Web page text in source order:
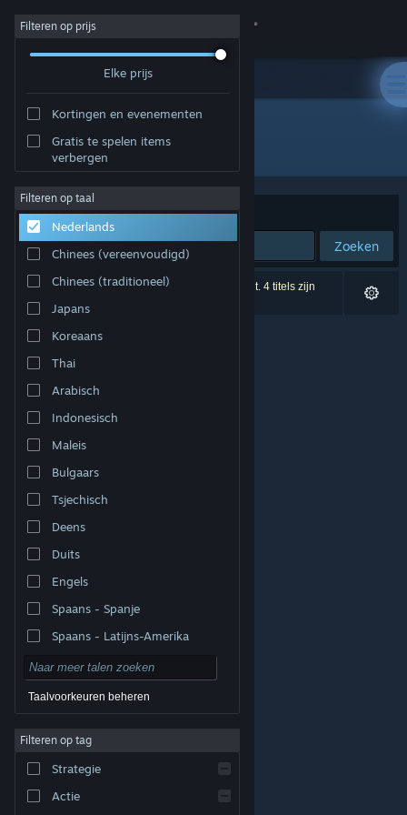
Inloggen
Community
Over
Ondersteuning
Taal wijzigen
Download de mobiele Steam-app
Desktopwebsite weergeven
© Valve Corporation. Alle rechten voorbehouden. Alle
handelsmerken zijn eigendom van hun respectieve
Privacybeleid|Juridische informatie
Toegankelijkheid
|
Terugbetalingen
Filteren op prijs
Elke prijs
Kortingen en evenementen
Gratis te spelen items
verbergen
Filteren op taal
Nederlands
Chinees (vereenvoudigd)
Chinees (traditioneel)
Japans
Koreaans
Thai
Arabisch
Indonesisch
Maleis
Bulgaars
Tsjechisch
Deens
Duits
Engels
Spaans - Spanje
Spaans - Latijns-Amerika
Taalvoorkeuren beheren
Filteren op tag
Strategie
Actie
Uitgever: Frogames
Sorteren op Relevantie
Zoeken
0 resultaten komen overeen met je zoekopdracht. 4 titels zijn
uitgesloten op basis van je voorkeuren.